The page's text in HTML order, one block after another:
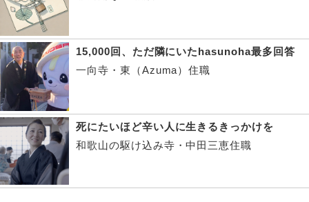
15,000回、ただ隣にいたhasunoha最多回答
一向寺・東（Azuma）住職
死にたいほど辛い人に生きるきっかけを
和歌山の駆け込み寺・中田三恵住職